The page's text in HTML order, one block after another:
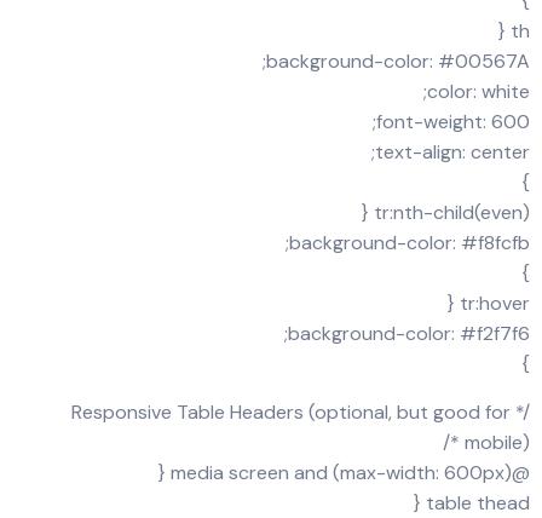
th {
background-color: #00567A;
color: white;
font-weight: 600;
text-align: center;
}
tr:nth-child(even) {
background-color: #f8fcfb;
}
tr:hover {
background-color: #f2f7f6;
}
/* Responsive Table Headers (optional, but good for
mobile) */
@media screen and (max-width: 600px) {
table thead {